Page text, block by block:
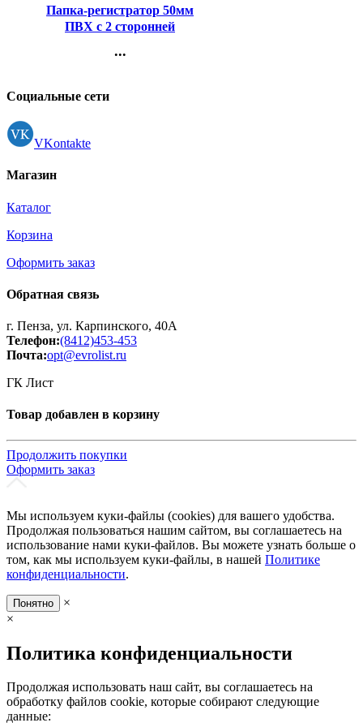
Папка-регистратор 50мм
ПВХ с 2 сторонней
уголок, зеленая,
...
Регистрация
Социальные сети
VKontakte
Магазин
Каталог
Корзина
Оформить заказ
Обратная связь
г. Пенза, ул. Карпинского, 40А
Телефон:(8412)453-453
Почта:opt@evrolist.ru
ГК Лист
Товар добавлен в корзину
Продолжить покупки
Оформить заказ
Мы используем куки-файлы (cookies) для вашего удобства.
Продолжая пользоваться нашим сайтом, вы соглашаетесь на
использование нами куки-файлов. Вы можете узнать больше о
том, как мы используем куки-файлы, в нашей Политике
конфиденциальности.
Понятно
×
×
Политика конфиденциальности
Продолжая использовать наш сайт, вы соглашаетесь на
обработку файлов cookie, которые собирают следующие
данные: